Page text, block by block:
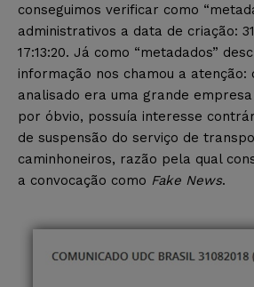
conseguimos verificar como
administrativos a data de criação:
17:13:20. Já como “metadados”
informação nos chamou a atenção:
analisado era uma grande
por óbvio, possuía interesse
de suspensão do serviço de
caminhoneiros, razão pela qual
a convocação como Fake News.